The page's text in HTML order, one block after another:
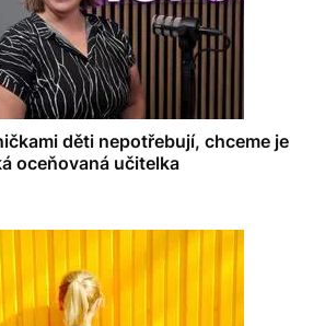
děti nepotřebují, chceme je
oceňovaná učitelka